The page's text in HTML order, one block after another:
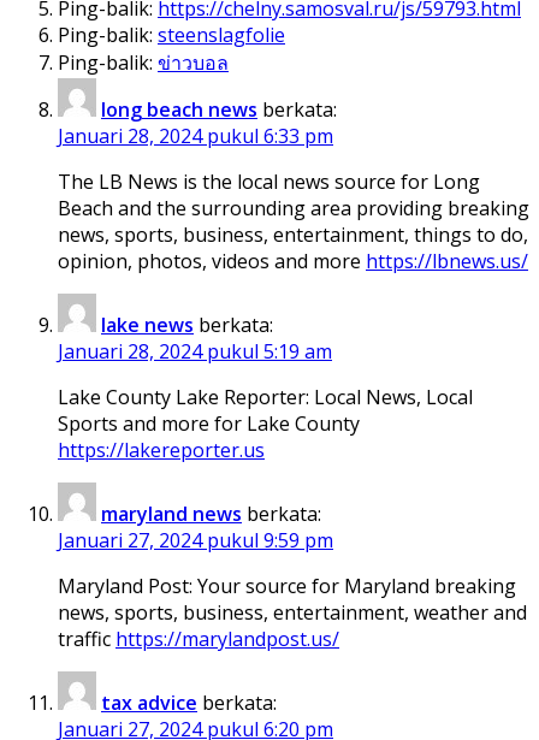
Ping-balik: https://chelny.samosval.ru/js/59793.html
Ping-balik: steenslagfolie
Ping-balik: ข่าวบอล
long beach news berkata:
Januari 28, 2024 pukul 6:33 pm
The LB News is the local news source for Long
Beach and the surrounding area providing breaking
news, sports, business, entertainment, things to do,
opinion, photos, videos and more https://lbnews.us/
lake news berkata:
Januari 28, 2024 pukul 5:19 am
Lake County Lake Reporter: Local News, Local
Sports and more for Lake County
https://lakereporter.us
maryland news berkata:
Januari 27, 2024 pukul 9:59 pm
Maryland Post: Your source for Maryland breaking
news, sports, business, entertainment, weather and
traffic https://marylandpost.us/
tax advice berkata:
Januari 27, 2024 pukul 6:20 pm